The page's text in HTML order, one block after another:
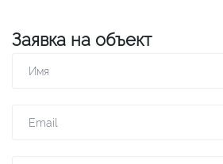
Заявка на объект